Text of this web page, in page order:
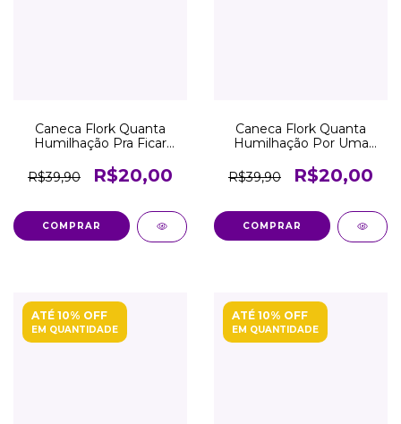
Caneca Flork Quanta
Humilhação Pra Ficar
R$39,90
R$20,00
COMPRAR
Caneca Flork Quanta
Humilhação Por Uma
R$39,90
R$20,00
COMPRAR
ATÉ 10% OFF
EM QUANTIDADE
ATÉ 10% OFF
EM QUANTIDADE